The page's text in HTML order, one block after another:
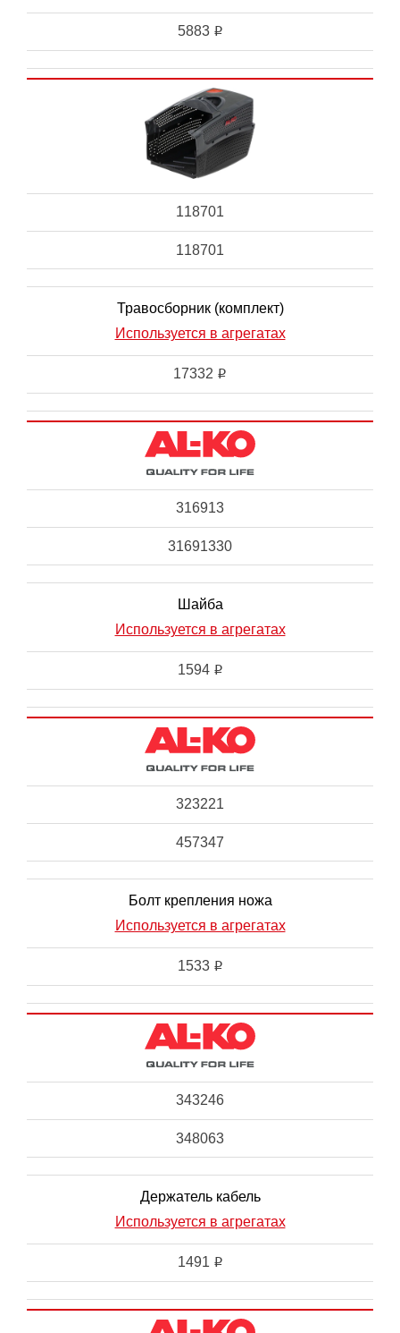
5883 i
118701
118701
Травосборник (комплект)
Используется в агрегатах
17332 i
316913
31691330
Шайба
Используется в агрегатах
1594 i
323221
457347
Болт крепления ножа
Используется в агрегатах
1533 i
343246
348063
Держатель кабель
Используется в агрегатах
1491 i